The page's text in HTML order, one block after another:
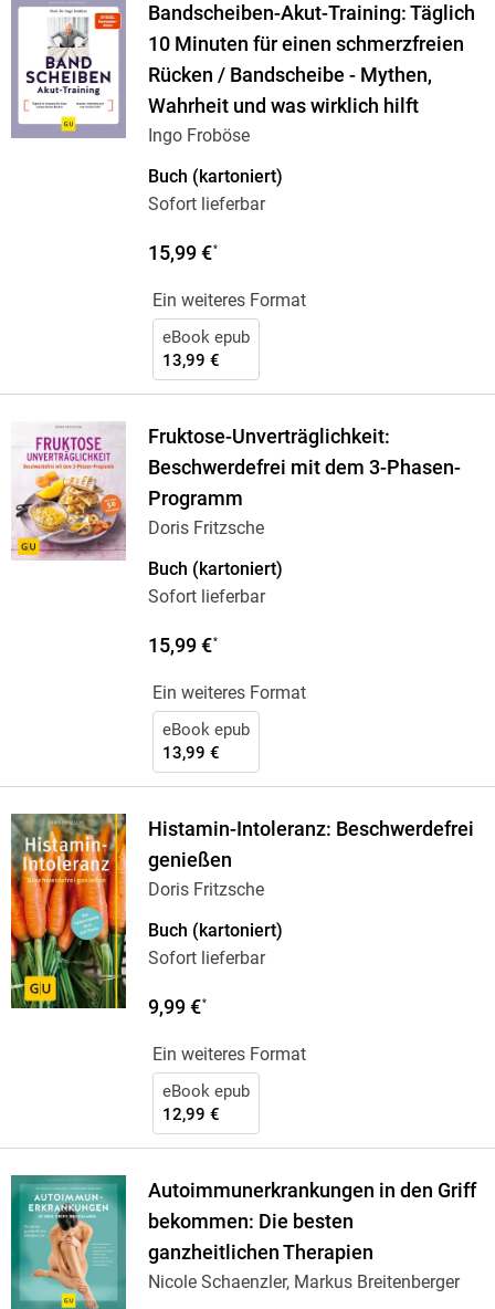
Bandscheiben-Akut-Training: Täglich
10 Minuten für einen schmerzfreien
Rücken / Bandscheibe - Mythen,
Wahrheit und was wirklich hilft
Ingo Froböse
Buch (kartoniert)
Sofort lieferbar
15,99 €*
Ein weiteres Format
eBook epub
13,99 €
Fruktose-Unverträglichkeit:
Beschwerdefrei mit dem 3-Phasen-
Programm
Doris Fritzsche
Buch (kartoniert)
Sofort lieferbar
15,99 €*
Ein weiteres Format
eBook epub
13,99 €
Histamin-Intoleranz: Beschwerdefrei
genießen
Doris Fritzsche
Buch (kartoniert)
Sofort lieferbar
9,99 €*
Ein weiteres Format
eBook epub
12,99 €
Autoimmunerkrankungen in den Griff
bekommen: Die besten
ganzheitlichen Therapien
Nicole Schaenzler, Markus Breitenberger